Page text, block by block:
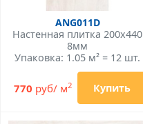
ANG011D
Настенная плитка 200x440
8мм
Упаковка: 1.05 м² = 12 шт.
770 руб/ м2 Купить